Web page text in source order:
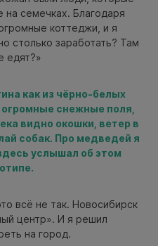
на семечках. Благодаря
коттеджи, и я
столько заработать? Там
едят?»
как из чёрно-белых
снежные поля,
видно окошки, ветер в
собак. Про медведей я
услышал об этом
всё не так. Новосибирск
центр». И я решил
на город.